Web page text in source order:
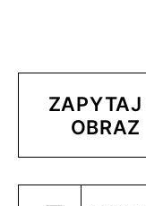
ZAPYTAJ
OBRAZ